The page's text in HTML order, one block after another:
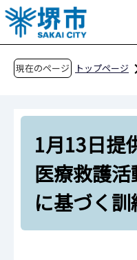
こ
の
ペ
現在のページ トップページ
報道提供資料
令和8年
1月13日提供
ラインに基づ
1月13日
医療救護
に基づく